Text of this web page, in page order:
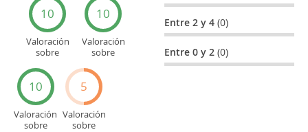
10
Valoración
sobre
10
Valoración
sobre
turísticos
10
Valoración
sobre
5
Valoración
sobre
Entre 2 y 4(0)
Entre 0 y 2(0)